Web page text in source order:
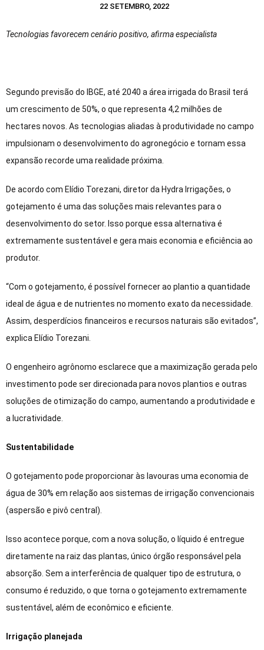
22 SETEMBRO, 2022
Tecnologias favorecem cenário positivo, afirma especialista
Segundo previsão do IBGE, até 2040 a área irrigada do Brasil terá
um crescimento de 50%, o que representa 4,2 milhões de
hectares novos. As tecnologias aliadas à produtividade no campo
impulsionam o desenvolvimento do agronegócio e tornam essa
expansão recorde uma realidade próxima.
De acordo com Elídio Torezani, diretor da Hydra Irrigações, o
gotejamento é uma das soluções mais relevantes para o
desenvolvimento do setor. Isso porque essa alternativa é
extremamente sustentável e gera mais economia e eficiência ao
produtor.
“Com o gotejamento, é possível fornecer ao plantio a quantidade
ideal de água e de nutrientes no momento exato da necessidade.
Assim, desperdícios financeiros e recursos naturais são evitados”,
explica Elídio Torezani.
O engenheiro agrônomo esclarece que a maximização gerada pelo
investimento pode ser direcionada para novos plantios e outras
soluções de otimização do campo, aumentando a produtividade e
a lucratividade.
Sustentabilidade
O gotejamento pode proporcionar às lavouras uma economia de
água de 30% em relação aos sistemas de irrigação convencionais
(aspersão e pivô central).
Isso acontece porque, com a nova solução, o líquido é entregue
diretamente na raiz das plantas, único órgão responsável pela
absorção. Sem a interferência de qualquer tipo de estrutura, o
consumo é reduzido, o que torna o gotejamento extremamente
sustentável, além de econômico e eficiente.
Irrigação planejada